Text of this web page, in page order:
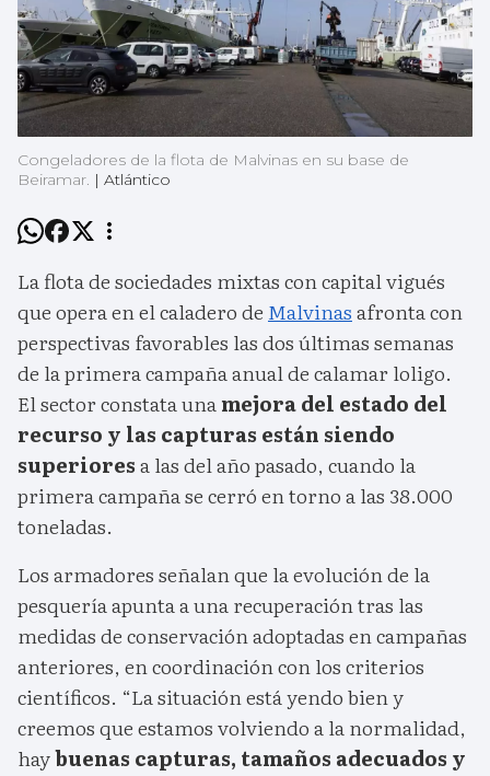
Congeladores de la flota de Malvinas en su base de
Beiramar. | Atlántico
La flota de sociedades mixtas con capital vigués
que opera en el caladero de Malvinasafronta con
perspectivas favorables las dos últimas semanas
de la primera campaña anual de calamar loligo.
El sector constata unamejora del estado del
recurso y las capturas están siendo
superioresa las del año pasado, cuando la
primera campaña se cerró en torno a las 38.000
toneladas.
Los armadores señalan que la evolución de la
pesquería apunta a una recuperación tras las
medidas de conservación adoptadas en campañas
anteriores, en coordinación con los criterios
científicos. “La situación está yendo bien y
creemos que estamos volviendo a la normalidad,
haybuenas capturas, tamaños adecuados y